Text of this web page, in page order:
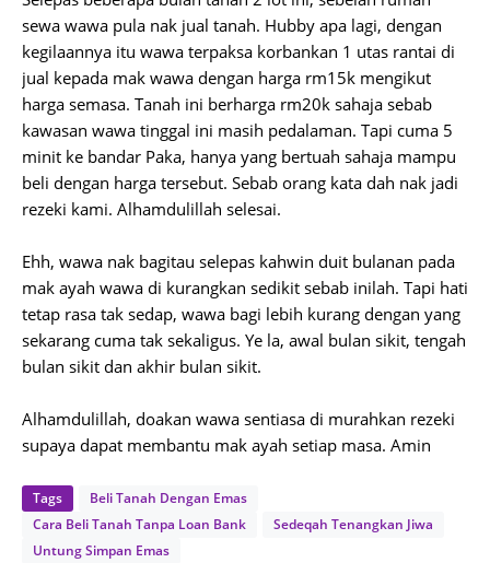
sewa wawa pula nak jual tanah. Hubby apa lagi, dengan
kegilaannya itu wawa terpaksa korbankan 1 utas rantai di
jual kepada mak wawa dengan harga rm15k mengikut
harga semasa. Tanah ini berharga rm20k sahaja sebab
kawasan wawa tinggal ini masih pedalaman. Tapi cuma 5
minit ke bandar Paka, hanya yang bertuah sahaja mampu
beli dengan harga tersebut. Sebab orang kata dah nak jadi
rezeki kami. Alhamdulillah selesai.
Ehh, wawa nak bagitau selepas kahwin duit bulanan pada
mak ayah wawa di kurangkan sedikit sebab inilah. Tapi hati
tetap rasa tak sedap, wawa bagi lebih kurang dengan yang
sekarang cuma tak sekaligus. Ye la, awal bulan sikit, tengah
bulan sikit dan akhir bulan sikit.
Alhamdulillah, doakan wawa sentiasa di murahkan rezeki
supaya dapat membantu mak ayah setiap masa. Amin
Tags
Beli Tanah Dengan Emas
Cara Beli Tanah Tanpa Loan Bank
Sedeqah Tenangkan Jiwa
Untung Simpan Emas